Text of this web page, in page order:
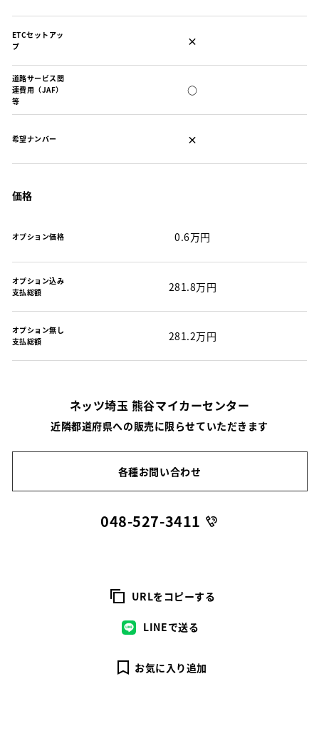
ETCセットアッ
プ
×
道路サービス関
連費用（JAF）
等
○
希望ナンバー ×
価格
オプション価格 0.6万円
オプション込み
支払総額
281.8万円
オプション無し
支払総額
281.2万円
ネッツ埼玉 熊谷マイカーセンター
近隣都道府県への販売に限らせていただきます
各種お問い合わせ
048-527-3411
URLをコピーする
LINEで送る
お気に入り追加